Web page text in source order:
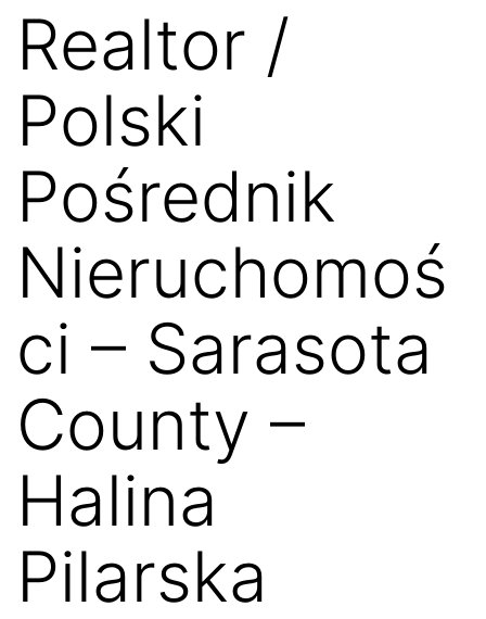
Realtor /
Polski
Pośrednik
Nieruchomoś
ci – Sarasota
County –
Halina
Pilarska